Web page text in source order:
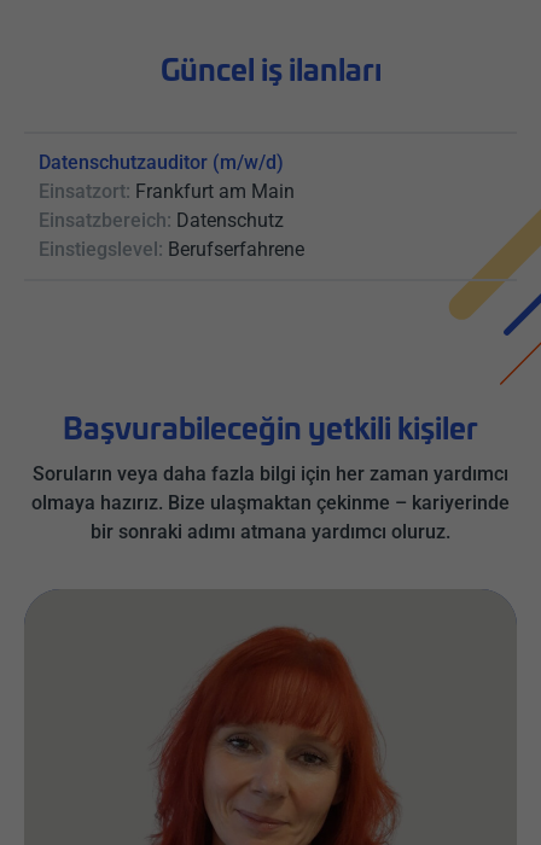
Güncel iş ilanları
Datenschutzauditor (m/w/d)
Einsatzort: Frankfurt am Main
Einsatzbereich: Datenschutz
Einstiegslevel: Berufserfahrene
Başvurabileceğin yetkili kişiler
Soruların veya daha fazla bilgi için her zaman yardımcı
olmaya hazırız. Bize ulaşmaktan çekinme – kariyerinde
bir sonraki adımı atmana yardımcı oluruz.